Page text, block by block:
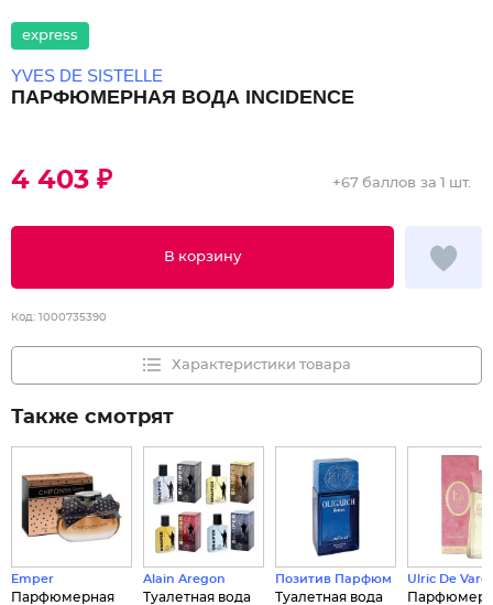
express
YVES DE SISTELLE
ПАРФЮМЕРНАЯ ВОДА INCIDENCE
4 403 ₽
В корзину
+67 баллов за 1 шт.
Код: 1000735390
Характеристики товара
Также смотрят
Emper
Парфюмерная
Alain Aregon
Туалетная вода
Позитив Парфюм
Туалетная вода
Ulric De